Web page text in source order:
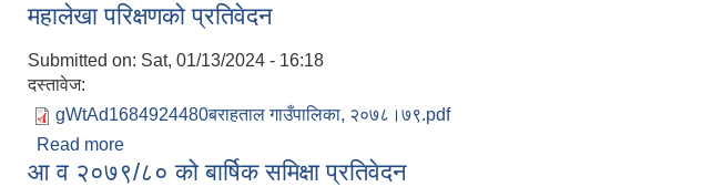
महालेखा परिक्षणको प्रतिवेदन
Submitted on: Sat, 01/13/2024 - 16:18
दस्तावेज:
gWtAd1684924480बराहताल गाउँपालिका, २०७८।७९.pdf
Read more
आ व २०७९/८० को बार्षिक समिक्षा प्रतिवेदन